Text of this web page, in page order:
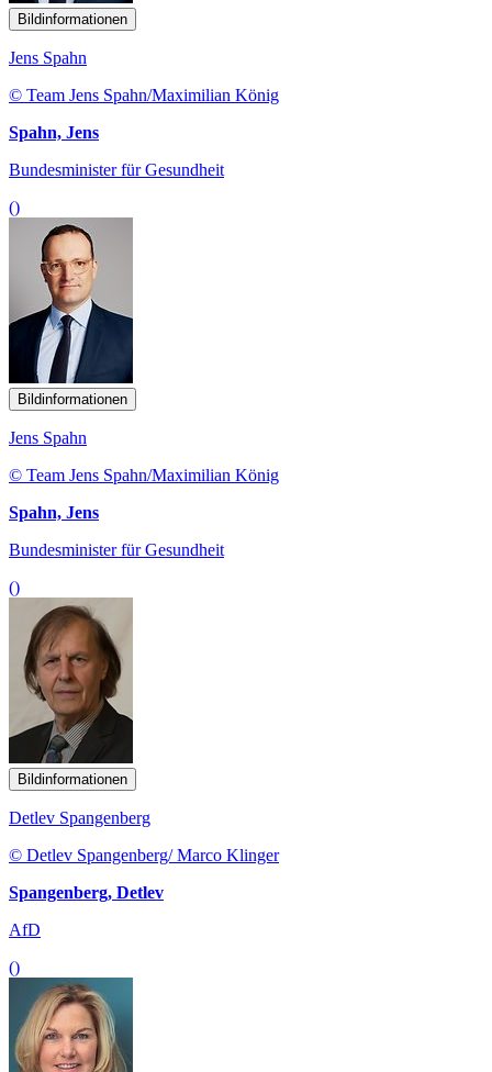
Bildinformationen
Jens Spahn
© Team Jens Spahn/Maximilian König
Spahn, Jens
Bundesminister für Gesundheit
()
Bildinformationen
Jens Spahn
© Team Jens Spahn/Maximilian König
Spahn, Jens
Bundesminister für Gesundheit
()
Bildinformationen
Detlev Spangenberg
© Detlev Spangenberg/ Marco Klinger
Spangenberg, Detlev
AfD
()